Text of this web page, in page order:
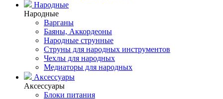
Народные
Народные
Варганы
Баяны, Аккордеоны
Народные струнные
Струны для народных инструментов
Чехлы для народных
Медиаторы для народных
Аксессуары
Аксессуары
Блоки питания